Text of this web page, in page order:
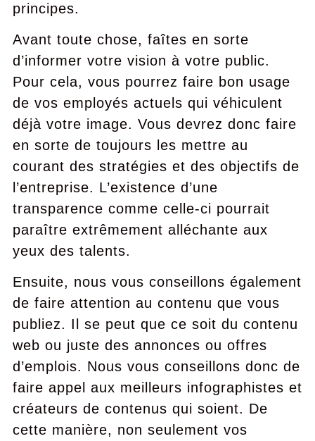
principes.
Avant toute chose, faîtes en sorte
d’informer votre vision à votre public.
Pour cela, vous pourrez faire bon usage
de vos employés actuels qui véhiculent
déjà votre image. Vous devrez donc faire
en sorte de toujours les mettre au
courant des stratégies et des objectifs de
l’entreprise. L’existence d’une
transparence comme celle-ci pourrait
paraître extrêmement alléchante aux
yeux des talents.
Ensuite, nous vous conseillons également
de faire attention au contenu que vous
publiez. Il se peut que ce soit du contenu
web ou juste des annonces ou offres
d’emplois. Nous vous conseillons donc de
faire appel aux meilleurs infographistes et
créateurs de contenus qui soient. De
cette manière, non seulement vos